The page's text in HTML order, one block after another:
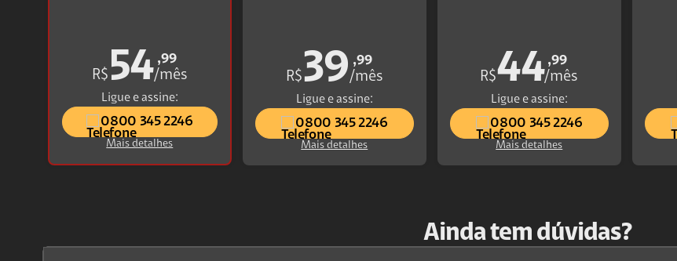
R$ 54 ,99
/mês
Ligue e assine:
0800 345 2246
Mais detalhes
R$ 39 ,99
/mês
Ligue e assine:
0800 345 2246
Mais detalhes
R$44 ,99
/mês
Ligue e assine:
0800 345 2246
Mais detalhes
Ainda tem dúvidas?